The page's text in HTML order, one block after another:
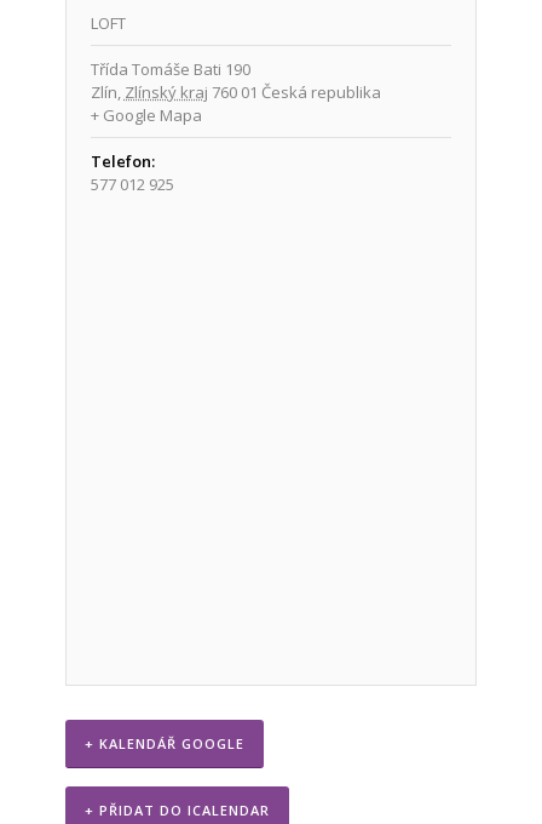
LOFT
Třída Tomáše Bati 190
Zlín, Zlínský kraj 760 01 Česká republika
+ Google Mapa
Telefon:
577 012 925
+ KALENDÁŘ GOOGLE
+ PŘIDAT DO ICALENDAR